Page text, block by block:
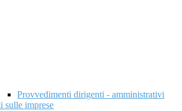
Provvedimenti dirigenti - amministrativi
sulle imprese